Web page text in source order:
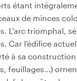
étant
de minces
L’arc triomphal,
Car l’édifice
à sa
feuillages…)